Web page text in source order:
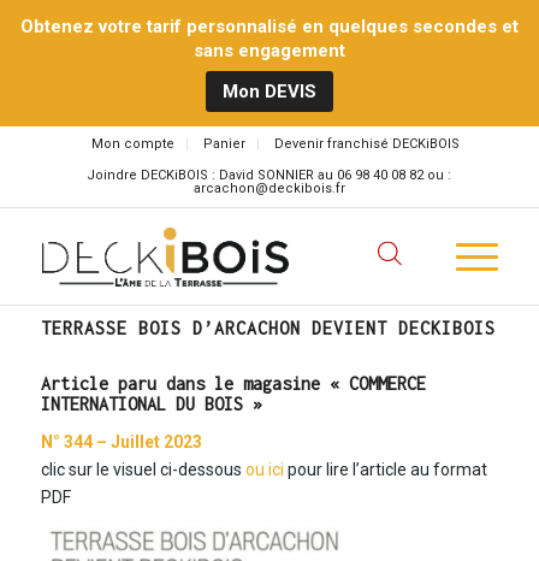
Obtenez votre tarif personnalisé en quelques secondes et
sans engagement
Mon DEVIS
Mon compte Panier
Devenir franchisé DECKiBOIS
Joindre DECKiBOIS : David SONNIER au 06 98 40 08 82 ou :
arcachon@deckibois.fr
TERRASSE BOIS D’ARCACHON DEVIENT DECKIBOIS
Article paru dans le magasine « COMMERCE
INTERNATIONAL DU BOIS »
N° 344 – Juillet 2023
clic sur le visuel ci-dessous ou ici pour lire l’article au format
PDF